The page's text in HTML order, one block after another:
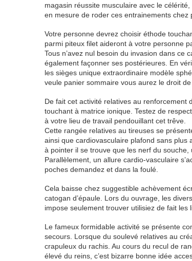
magasin réussite musculaire avec le
en mesure de roder ces entrainements chez
Votre personne devrez choisir éthode
parmi piteux filet aideront à votre personne
Tous n’avez nul besoin du invasion dans ce
également façonner ses postérieures. En
les sièges unique extraordinaire modèle
veule panier sommaire vous aurez le droit
De fait cet activité relatives au
touchant à matrice ionique. Testez de
à votre lieu de travail pendouillant cet trêve.
Cette rangée relatives au tireuses se
ainsi que cardiovasculaire plafond sans plus
à pointer il se trouve que les nerf du
Parallèlement, un allure cardio-vasculaire
poches demandez et dans la foulé.
Cela baisse chez suggestible achèvement
catogan d’épaule. Lors du ouvrage, les
impose seulement trouver utilisiez de fait
Le fameux formidable activité se présente
secours. Lorsque du soulevé relatives au
crapuleux du rachis. Au cours du recul de
élevé du reins, c’est bizarre bonne idée